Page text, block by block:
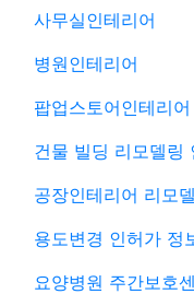
사무실인테리어
병원인테리어
팝업스토어인테리어
건물 빌딩 리모델링
공장인테리어 리모
용도변경 인허가 정
요양병원 주간보호